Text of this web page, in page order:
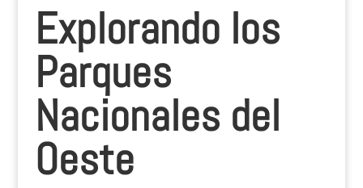
Explorando los
Parques
Nacionales del
Oeste